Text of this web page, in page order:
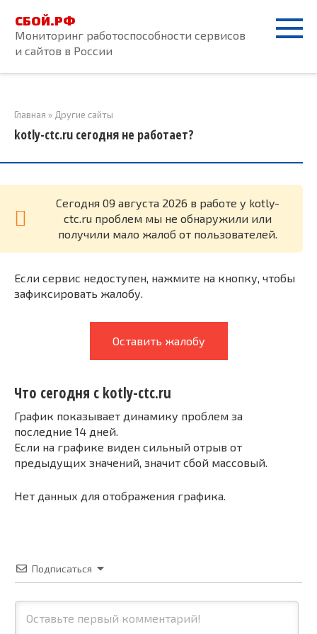
контенту
СБОЙ.РФ
Мониторинг работоспособности сервисов
и сайтов в России
Главная » Другие сайты
kotly-ctc.ru сегодня не работает?
Cегодня 09 августа 2026 в работе у kotly-
ctc.ru проблем мы не обнаружили или
получили мало жалоб от пользователей.
Если сервис недоступен, нажмите на кнопку, чтобы
зафиксировать жалобу.
Оставить жалобу
Что сегодня с kotly-ctc.ru
График показывает динамику проблем за
последние 14 дней.
Если на графике виден сильный отрыв от
предыдущих значений, значит сбой массовый.
Нет данных для отображения графика.
Подписаться